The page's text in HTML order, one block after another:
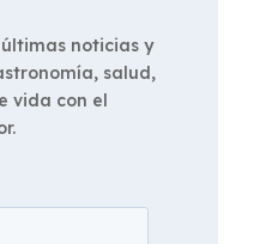
noticias y
salud,
vida con el